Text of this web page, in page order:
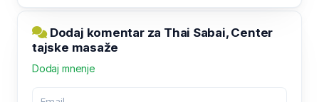
Dodaj komentar za Thai Sabai, Center
tajske masaže
Dodaj mnenje